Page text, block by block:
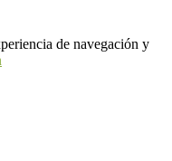
de navegación y